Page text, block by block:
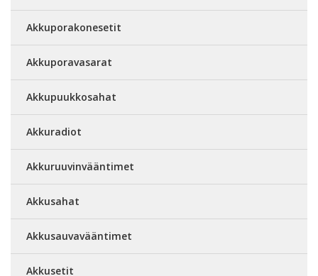
Akkuporakonesetit
Akkuporavasarat
Akkupuukkosahat
Akkuradiot
Akkuruuvinvääntimet
Akkusahat
Akkusauvavääntimet
Akkusetit